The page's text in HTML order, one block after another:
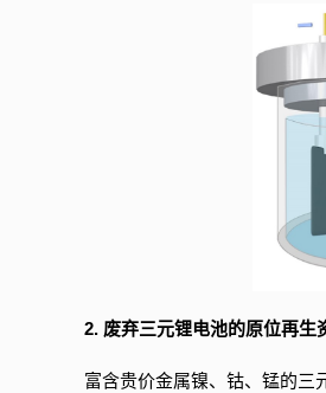
2. 废弃三元锂电池的原位再生
富含贵价金属镍、钴、锰的三